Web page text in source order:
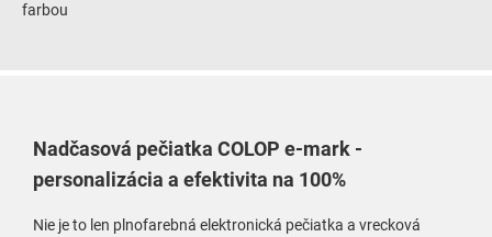
farbou
Nadčasová pečiatka COLOP e-mark -
personalizácia a efektivita na 100%
Nie je to len plnofarebná elektronická pečiatka a vrecková